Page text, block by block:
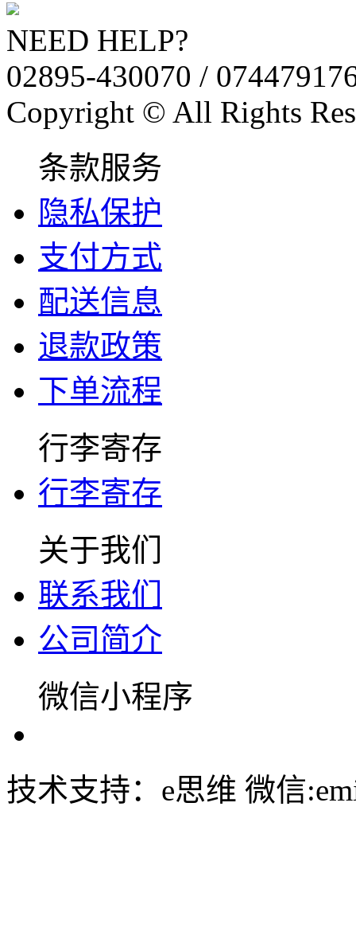
NEED HELP?
02895-430070 /
Copyright © All Rights
条款服务
隐私保护
支付方式
配送信息
退款政策
下单流程
行李寄存
行李寄存
关于我们
联系我们
公司简介
微信小程序
技术支持：e思维 微信